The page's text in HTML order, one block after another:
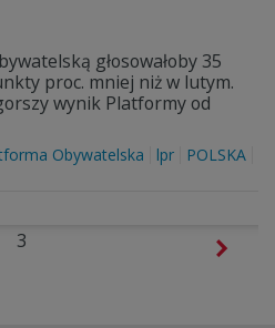
głosowałoby 35
proc. mniej niż w lutym.
wynik Platformy od
Obywatelska lpr
POLSKA
3